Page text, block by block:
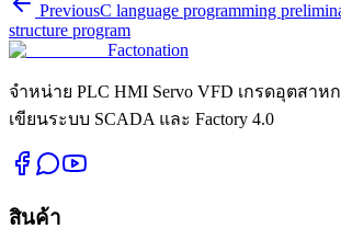
PreviousC language programming
structure program
Factonation
จำหน่าย PLC HMI Servo VFD เกรดอุตสา
เขียนระบบ SCADA และ Factory 4.0
สินค้า